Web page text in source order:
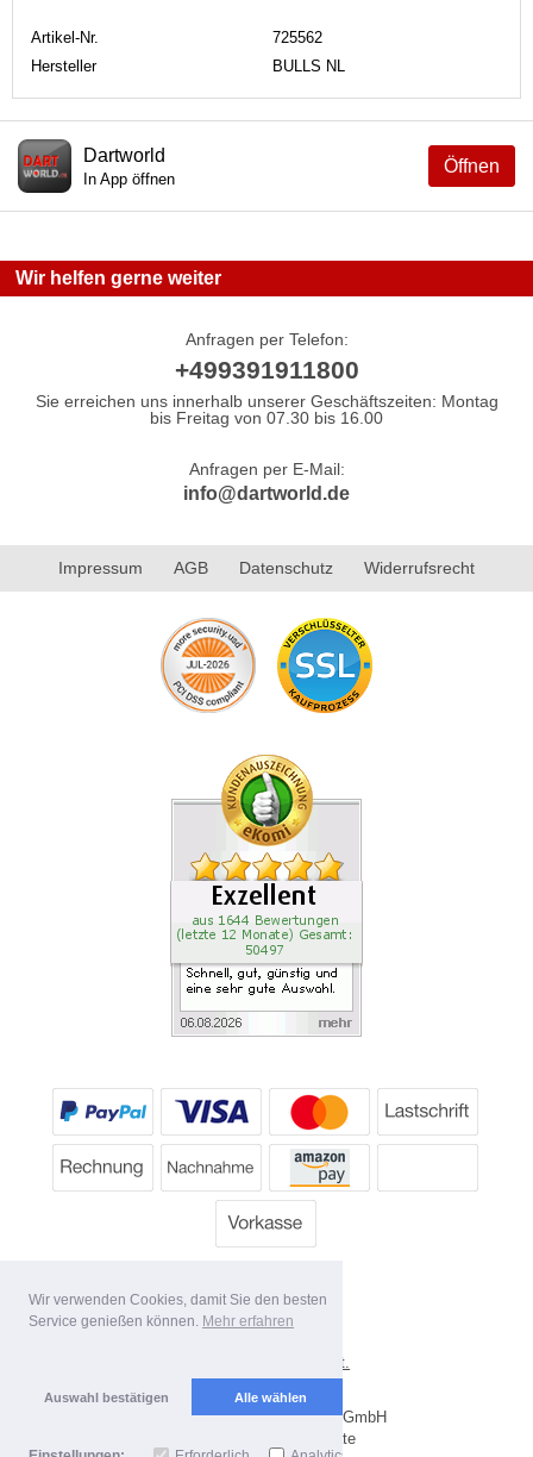
Wir verwenden Cookies, damit Sie den besten
Service genießen können. Mehr erfahren
Auswahl bestätigen Alle wählen
Artikel-Nr.
725562
Hersteller
BULLS NL
Öffnen
Dartworld
In App öffnen
Wir helfen gerne weiter
Anfragen per Telefon:
+499391911800
Sie erreichen uns innerhalb unserer Geschäftszeiten: Montag
bis Freitag von 07.30 bis 16.00
Anfragen per E-Mail:
info@dartworld.de
Impressum AGB Datenschutz Widerrufsrecht
Alle Preise inkl. MwSt.
Lieferbedingungen
Copyright 2026 by Dartpoint GmbH
Mobile Shop by Shopgate